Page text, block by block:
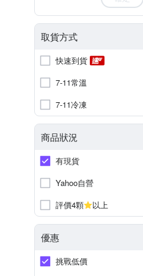
取貨方式
快速到貨
7-11常溫
7-11冷凍
商品狀況
有現貨
Yahoo自營
評價4顆
以上
優惠
挑戰低價